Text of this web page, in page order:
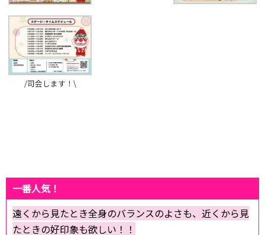
/司会します！\
一番人気！
遠くから見たとき全身のバランスのよさも、近くから見
たときの好印象も欲しい！！